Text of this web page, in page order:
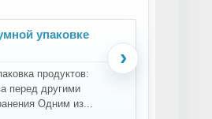
›
упаковке
продуктов:
перед другими
Одним из...